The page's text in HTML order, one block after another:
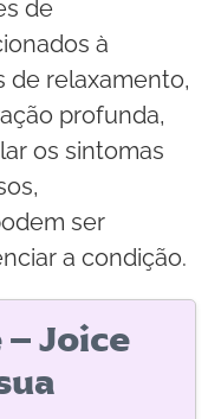
de
à
de relaxamento,
profunda,
os sintomas
ser
a condição.
Joice